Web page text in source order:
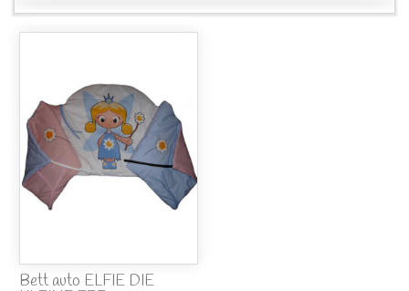
Bett auto ELFIE DIE